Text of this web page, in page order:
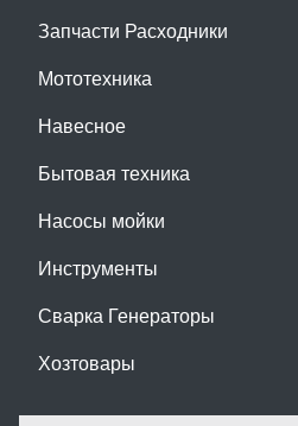
Запчасти Расходники
Мототехника
Навесное
Бытовая техника
Насосы мойки
Инструменты
Сварка Генераторы
Хозтовары